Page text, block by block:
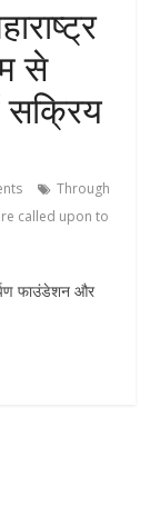
से
सक्रिय
Through
called upon to
फाउंडेशन और